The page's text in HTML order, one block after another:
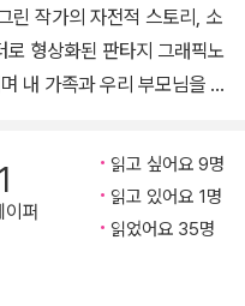
께 보듬고 살아가기로 한다.
작가의 자전적 스토리, 소
형상화된 판타지 그래픽노
내 가족과 우리 부모님을 돌
탄탄한 스토리가 돋보이는 가
됨으로써 판타지 드라마의 특
바 있고 미국에서도 곧 출간
여준다. 캐릭터와 장르의
이퍼
읽고 싶어요 9명
읽고 있어요 1명
읽었어요 35명